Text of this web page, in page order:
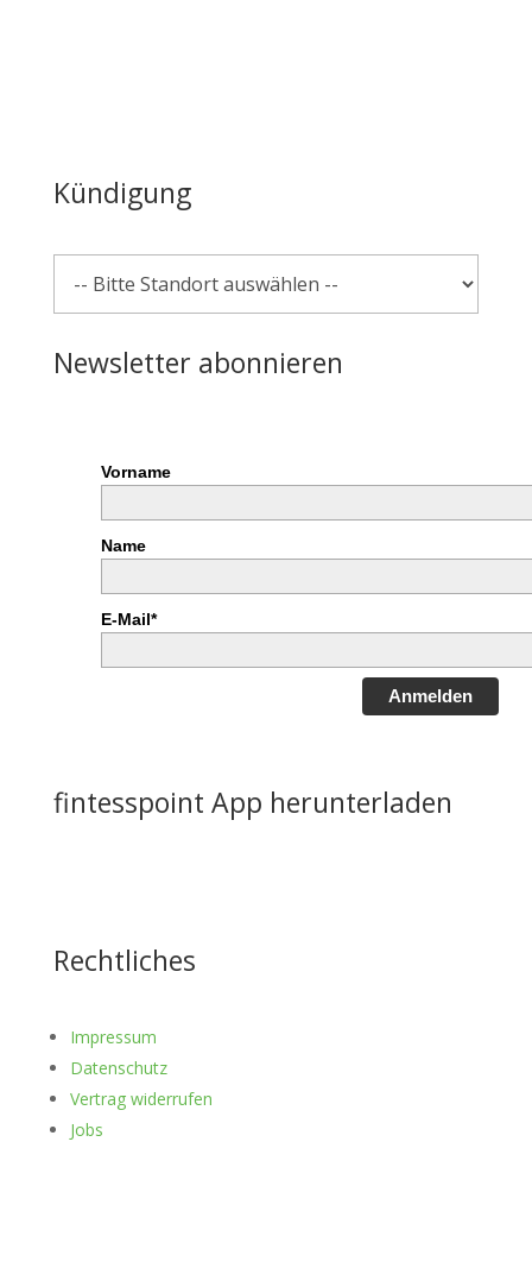
Kündigung
Newsletter abonnieren
Vorname
Name
E-Mail*
Anmelden
fintesspoint App herunterladen
Rechtliches
Impressum
Datenschutz
Vertrag widerrufen
Jobs